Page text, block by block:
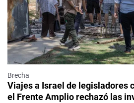
Brecha
Viajes a Israel de legisladores
el Frente Amplio rechazó las